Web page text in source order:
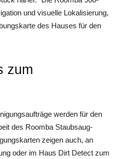
und visuelle Lokalisierung,
des Hauses für den
zum
werden für den
des Roomba Staubsaug-
zeigen auch, an
oder im Haus Dirt Detect zum